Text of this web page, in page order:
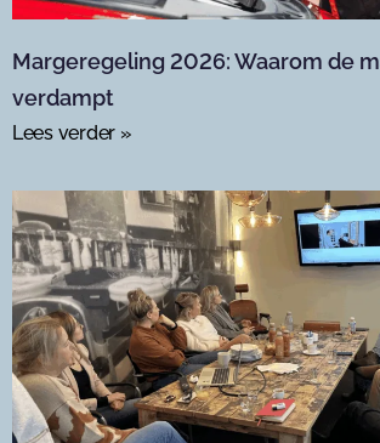
Margeregeling 2026: Waarom de
verdampt
Lees verder »